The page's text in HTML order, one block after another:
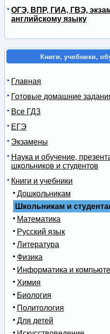
ОГЭ, ВПР, ГИА, ГВЭ,
английскому языку
Книги, учебники,
Главная
Готовые домашние
Все ГДЗ
ЕГЭ
Экзамены
Наука и обучение,
школьников и студентов
Книги и учебники
Дошкольникам
Школьникам и
Математика
Русский язык
Литература
Физика
Информатика и
Химия
Биология
Политология
Для детей